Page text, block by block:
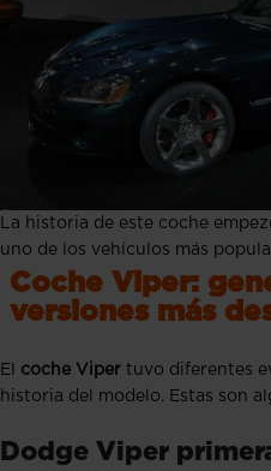
La historia de este coche
uno de los vehículos más
Coche Viper:
versiones más
El coche Viper tuvo diferentes
historia del modelo. Estas son
Dodge Viper